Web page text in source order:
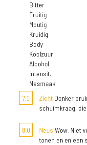
Bitter
Fruitig
Moutig
Kruidig
Body
Koolzuur
Alcohol
Intensit.
Nasmaak
7,0
Zicht Donker
schuimkraag,
8,0 Neus Wow. Niet
tonen en en een